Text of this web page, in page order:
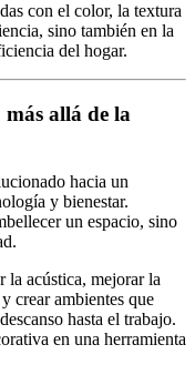
con el color, la textura
sino también en la
del hogar.
allá de la
hacia un
y bienestar.
un espacio, sino
la acústica, mejorar la
crear ambientes que
hasta el trabajo.
en una herramienta